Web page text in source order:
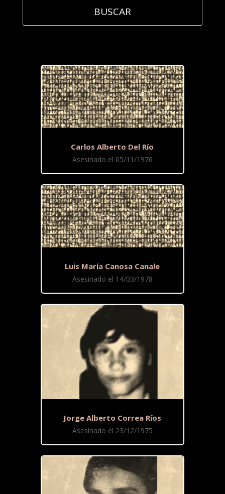
Carlos Alberto Del Río
Asesinado el 05/11/1976
Luis María Canosa Canale
Asesinado el 14/03/1978
Jorge Alberto Correa Ríos
Asesinado el 23/12/1975